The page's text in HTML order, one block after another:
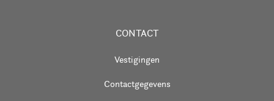
CONTACT
Vestigingen
Contactgegevens